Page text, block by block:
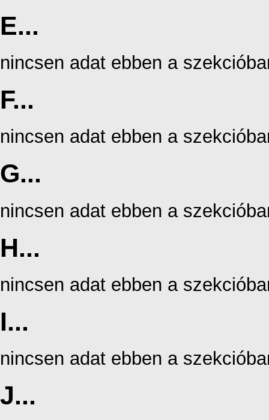
E...
nincsen adat ebben a
F...
nincsen adat ebben a
G...
nincsen adat ebben a
H...
nincsen adat ebben a
I...
nincsen adat ebben a
J...